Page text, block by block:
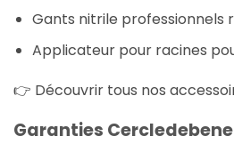
Gants nitrile professionnels
Applicateur pour racines
👉 Découvrir tous nos
Garanties Cercledebene